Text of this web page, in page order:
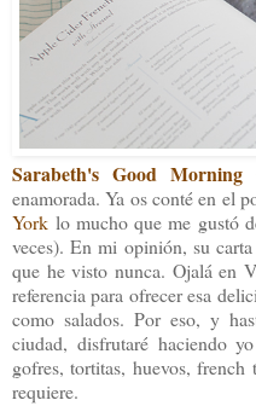
Sarabeth's Good Morning
enamorada. Ya os conté en el
York lo mucho que me gustó
veces). En mi opinión, su
que he visto nunca. Ojalá en
referencia para ofrecer esa
como salados. Por eso, y
ciudad, disfrutaré haciendo
gofres, tortitas, huevos,
requiere.